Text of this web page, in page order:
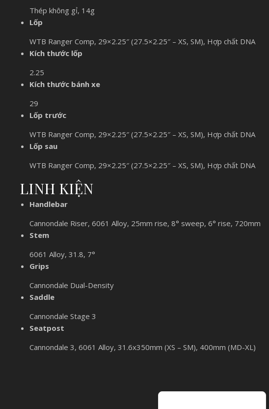
Thép không gỉ, 14g
Lốp
WTB Ranger Comp, 29×2.25″ (27.5×2.25″ – XS, SM), Hợp chất DNA
Kích thước lốp
2.25
Kích thước bánh xe
29
Lốp trước
WTB Ranger Comp, 29×2.25″ (27.5×2.25″ – XS, SM), Hợp chất DNA
Lốp sau
WTB Ranger Comp, 29×2.25″ (27.5×2.25″ – XS, SM), Hợp chất DNA
LINH KIỆN
Handlebar
Cannondale Riser, 6061 Alloy, 25mm rise, 8° sweep, 6° rise, 720mm
Stem
6061 Alloy, 31.8, 7°
Grips
Cannondale Dual-Density
Saddle
Cannondale Stage 3
Seatpost
Cannondale 3, 6061 Alloy, 31.6x350mm (XS – SM), 400mm (MD-XL)